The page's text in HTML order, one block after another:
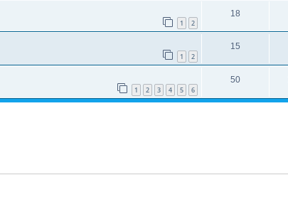
1 2
18
1 2
15
1 2 3 4 5 6
50